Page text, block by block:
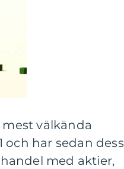
välkända
och har sedan dess
med aktier,